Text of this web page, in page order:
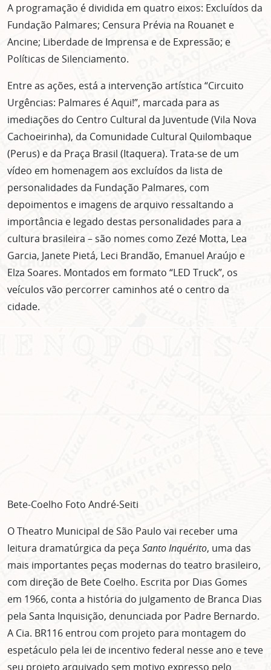
A programação é dividida em quatro eixos: Excluídos da
Fundação Palmares; Censura Prévia na Rouanet e
Ancine; Liberdade de Imprensa e de Expressão; e
Políticas de Silenciamento.
Entre as ações, está a intervenção artística “Circuito
Urgências: Palmares é Aqui!”, marcada para as
imediações do Centro Cultural da Juventude (Vila Nova
Cachoeirinha), da Comunidade Cultural Quilombaque
(Perus) e da Praça Brasil (Itaquera). Trata-se de um
vídeo em homenagem aos excluídos da lista de
personalidades da Fundação Palmares, com
depoimentos e imagens de arquivo ressaltando a
importância e legado destas personalidades para a
cultura brasileira – são nomes como Zezé Motta, Lea
Garcia, Janete Pietá, Leci Brandão, Emanuel Araújo e
Elza Soares. Montados em formato “LED Truck”, os
veículos vão percorrer caminhos até o centro da
cidade.
Bete-Coelho Foto André-Seiti
O Theatro Municipal de São Paulo vai receber uma
leitura dramatúrgica da peça Santo Inquérito, uma das
mais importantes peças modernas do teatro brasileiro,
com direção de Bete Coelho. Escrita por Dias Gomes
em 1966, conta a história do julgamento de Branca Dias
pela Santa Inquisição, denunciada por Padre Bernardo.
A Cia. BR116 entrou com projeto para montagem do
espetáculo pela lei de incentivo federal nesse ano e teve
seu projeto arquivado sem motivo expresso pelo